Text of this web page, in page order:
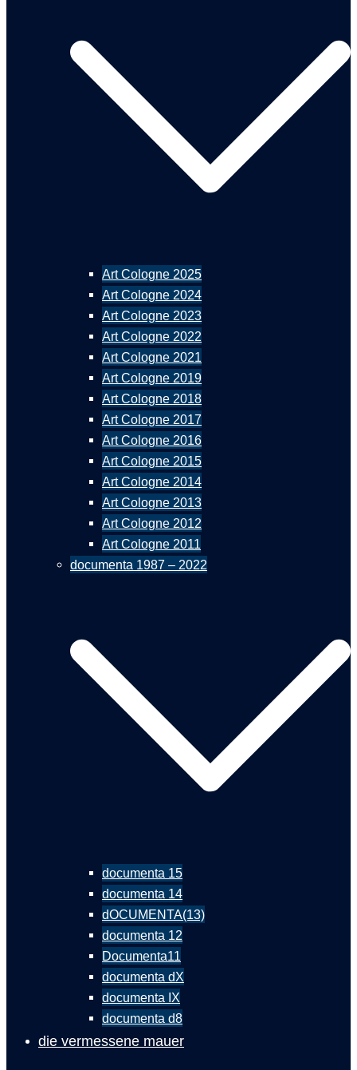
Art Cologne 2025
Art Cologne 2024
Art Cologne 2023
Art Cologne 2022
Art Cologne 2021
Art Cologne 2019
Art Cologne 2018
Art Cologne 2017
Art Cologne 2016
Art Cologne 2015
Art Cologne 2014
Art Cologne 2013
Art Cologne 2012
Art Cologne 2011
documenta 1987 – 2022
documenta 15
documenta 14
dOCUMENTA(13)
documenta 12
Documenta11
documenta dX
documenta IX
documenta d8
die vermessene mauer